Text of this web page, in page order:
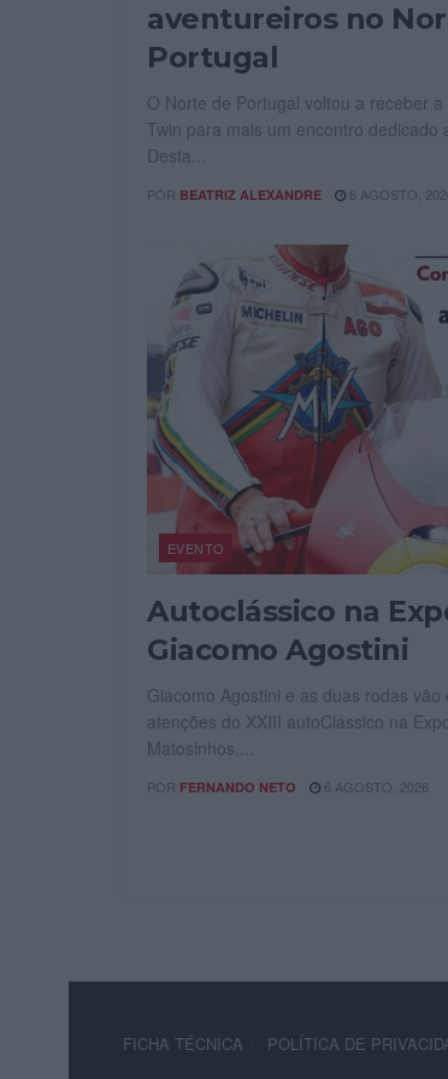
aventureiros no
Portugal
O Norte de Portugal voltou a receber
Twin para mais um encontro dedicado
Desta...
POR BEATRIZ ALEXANDRE 6 AGOSTO,
EVENTO
Autoclássico na
Giacomo Agostini
Giacomo Agostini e as duas rodas
atenções do XXIII autoClássico na
Matosinhos,...
POR FERNANDO NETO 6 AGOSTO, 2026
FICHA TÉCNICA POLÍTICA DE